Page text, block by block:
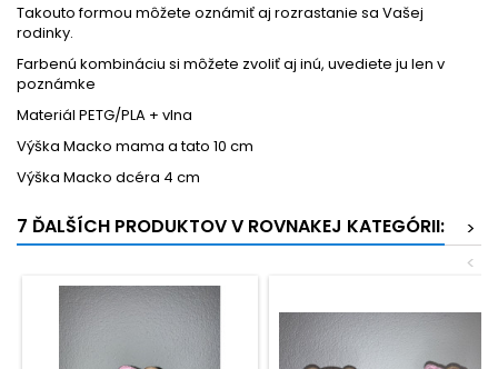
Takouto formou môžete oznámiť aj rozrastanie sa Vašej
rodinky.
Farbenú kombináciu si môžete zvoliť aj inú, uvediete ju len v
poznámke
Materiál PETG/PLA + vlna
Výška Macko mama a tato 10 cm
Výška Macko dcéra 4 cm
7 ĎALŠÍCH PRODUKTOV V ROVNAKEJ KATEGÓRII:
>
<